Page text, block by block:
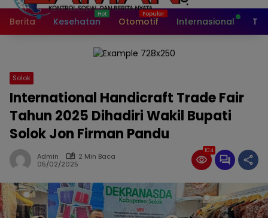
Berita Kesehatan Otomotif Internasional
Solok
International Handicraft Trade Fair
Tahun 2025 Dihadiri Wakil Bupati
Solok Jon Firman Pandu
Admin
2 Min Baca
05/02/2025
104